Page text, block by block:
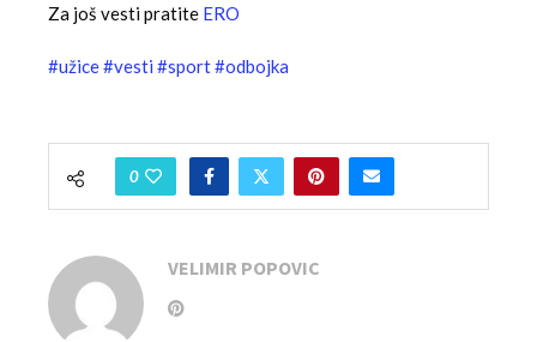
Za još vesti pratite ERO
#užice#vesti #sport#odbojka
0
VELIMIR POPOVIC